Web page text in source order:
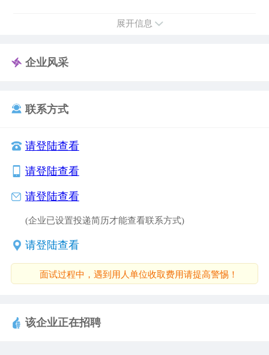
展开信息
企业风采
联系方式
请登陆查看
请登陆查看
请登陆查看
(企业已设置投递简历才能查看联系方式)
请登陆查看
面试过程中，遇到用人单位收取费用请提高警惕！
该企业正在招聘